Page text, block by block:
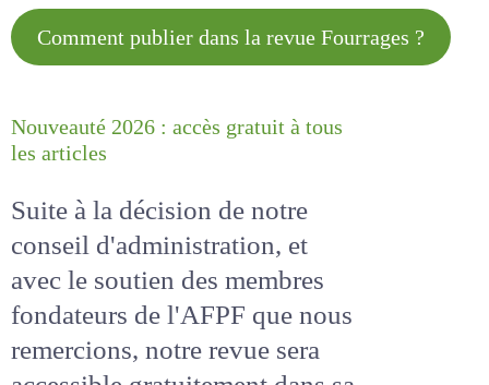
Comment publier dans la revue
Nouveauté 2026 : accès gratuit à
Suite à la décision de notre
conseil d'administration, et
avec le soutien des membres
fondateurs de l'AFPF que nous